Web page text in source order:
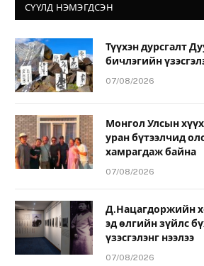
СҮҮЛД НЭМЭГДСЭН
Түүхэн дурсгалт
бичлэгийн
07/08/2026
Монгол Улсын
уран бүтээлчид
хамрагдаж байна
07/08/2026
Д.Нацагдоржийн
эд өлгийн зүйлс
үзэсгэлэнг нээлээ
07/08/2026